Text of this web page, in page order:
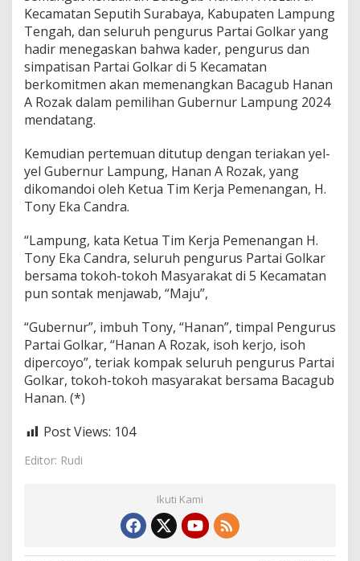
Kecamatan Seputih Surabaya, Kabupaten Lampung
Tengah, dan seluruh pengurus Partai Golkar yang
hadir menegaskan bahwa kader, pengurus dan
simpatisan Partai Golkar di 5 Kecamatan
berkomitmen akan memenangkan Bacagub Hanan
A Rozak dalam pemilihan Gubernur Lampung 2024
mendatang.
Kemudian pertemuan ditutup dengan teriakan yel-
yel Gubernur Lampung, Hanan A Rozak, yang
dikomandoi oleh Ketua Tim Kerja Pemenangan, H.
Tony Eka Candra.
“Lampung, kata Ketua Tim Kerja Pemenangan H.
Tony Eka Candra, seluruh pengurus Partai Golkar
bersama tokoh-tokoh Masyarakat di 5 Kecamatan
pun sontak menjawab, “Maju”,
“Gubernur”, imbuh Tony, “Hanan”, timpal Pengurus
Partai Golkar, “Hanan A Rozak, isoh kerjo, isoh
dipercoyo”, teriak kompak seluruh pengurus Partai
Golkar, tokoh-tokoh masyarakat bersama Bacagub
Hanan. (*)
Post Views: 104
Editor: Rudi
Ikuti Kami